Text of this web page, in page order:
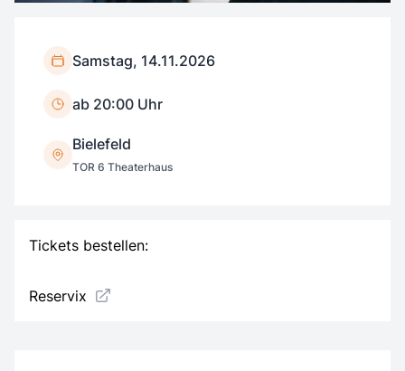
Samstag, 14.11.2026
ab 20:00 Uhr
Bielefeld
TOR 6 Theaterhaus
Tickets bestellen:
Reservix